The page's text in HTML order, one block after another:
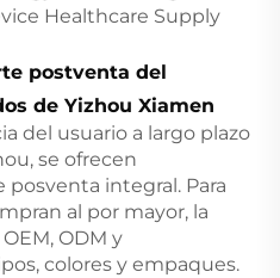
postventa del
de Yizhou Xiamen
del usuario a largo plazo
se ofrecen
posventa integral. Para
al por mayor, la
ODM y
colores y empaques.